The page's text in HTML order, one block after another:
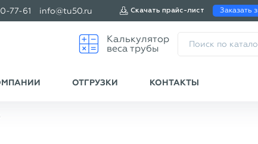
77-61 info@tu50.ru Скачать прайс-лист Заказать
ОТГРУЗКИ КОНТАКТЫ